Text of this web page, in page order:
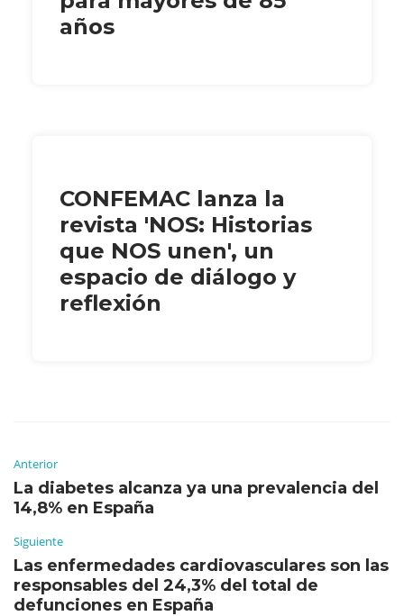
años
CONFEMAC lanza la
revista 'NOS: Historias
que NOS unen', un
espacio de diálogo y
reflexión
Anterior
La diabetes alcanza ya una prevalencia del
14,8% en España
Siguiente
Las enfermedades cardiovasculares son las
responsables del 24,3% del total de
defunciones en España